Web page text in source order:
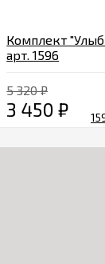
Комплект
арт. 1596
5 320₽
3 450₽